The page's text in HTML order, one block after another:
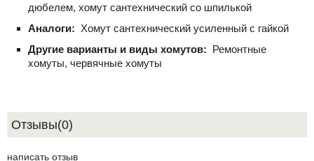
дюбелем, хомут сантехнический со шпилькой
Аналоги: Хомут сантехнический усиленный с гайкой
Другие варианты и виды хомутов: Ремонтные
хомуты, червячные хомуты
Отзывы(0)
написать отзыв